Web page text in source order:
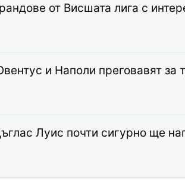
от Висшата лига с
и Наполи преговавят за
Луис почти сигурно ще